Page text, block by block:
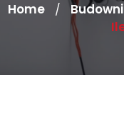
Home /